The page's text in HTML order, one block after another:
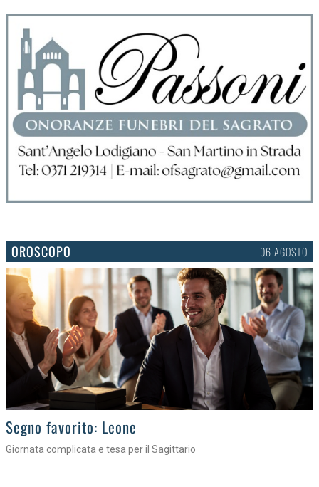
OROSCOPO 06 AGOSTO
>
Segno favorito: Leone
Giornata complicata e tesa per il Sagittario